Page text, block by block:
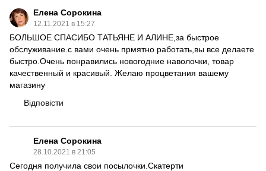
Елена Сорокина
12.11.2021 в 15:27
БОЛЬШОЕ СПАСИБО ТАТЬЯНЕ И АЛИНЕ,за быстрое
обслуживание.с вами очень прмятно работать,вы все делаете
быстро.Очень понравились новогодние наволочки, товар
качественный и красивый. Желаю процветания вашему
магазину
Відповісти
Елена Сорокина
28.10.2021 в 21:05
Сегодня получила свои посылочки.Скатерти